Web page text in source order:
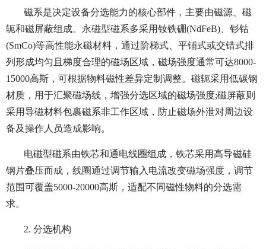
磁系是决定设备分选能力的核心部件，主要由磁源、磁
轭和磁屏蔽组成。永磁型磁系多采用钕铁硼(NdFeB)、钐钴
(SmCo)等高性能永磁材料，通过阶梯式、平铺式或交错式排
列形成均匀且梯度合理的磁场区域，磁场强度通常可达8000-
15000高斯，可根据物料磁性差异定制调整。磁轭采用低碳钢
材质，用于汇聚磁场线，增强分选区域的磁场强度;磁屏蔽则
采用导磁材料包裹磁系非工作区域，防止磁场外泄对周边设
备及操作人员造成影响。
电磁型磁系由铁芯和通电线圈组成，铁芯采用高导磁硅
钢片叠压而成，线圈通过调节输入电流改变磁场强度，调节
范围可覆盖5000-20000高斯，适配不同磁性物料的分选需
求。
2. 分选机构